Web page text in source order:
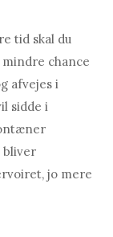
tid skal du
chance
afvejes i
sidde i
bliver
jo mere